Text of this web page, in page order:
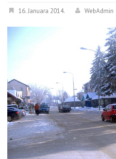
16. Januara 2014. WebAdmin